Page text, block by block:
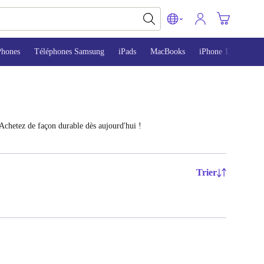
Téléphones Samsung iPads MacBooks iPhone 13
de façon durable dès aujourd'hui !
Trier